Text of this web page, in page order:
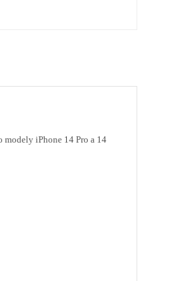
modely iPhone 14 Pro a 14